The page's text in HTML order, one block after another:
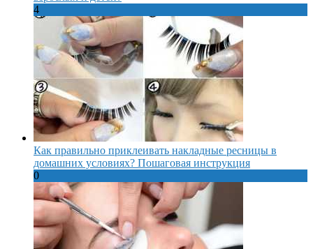
4
Как правильно приклеивать накладные ресницы в
домашних условиях? Пошаговая инструкция
0